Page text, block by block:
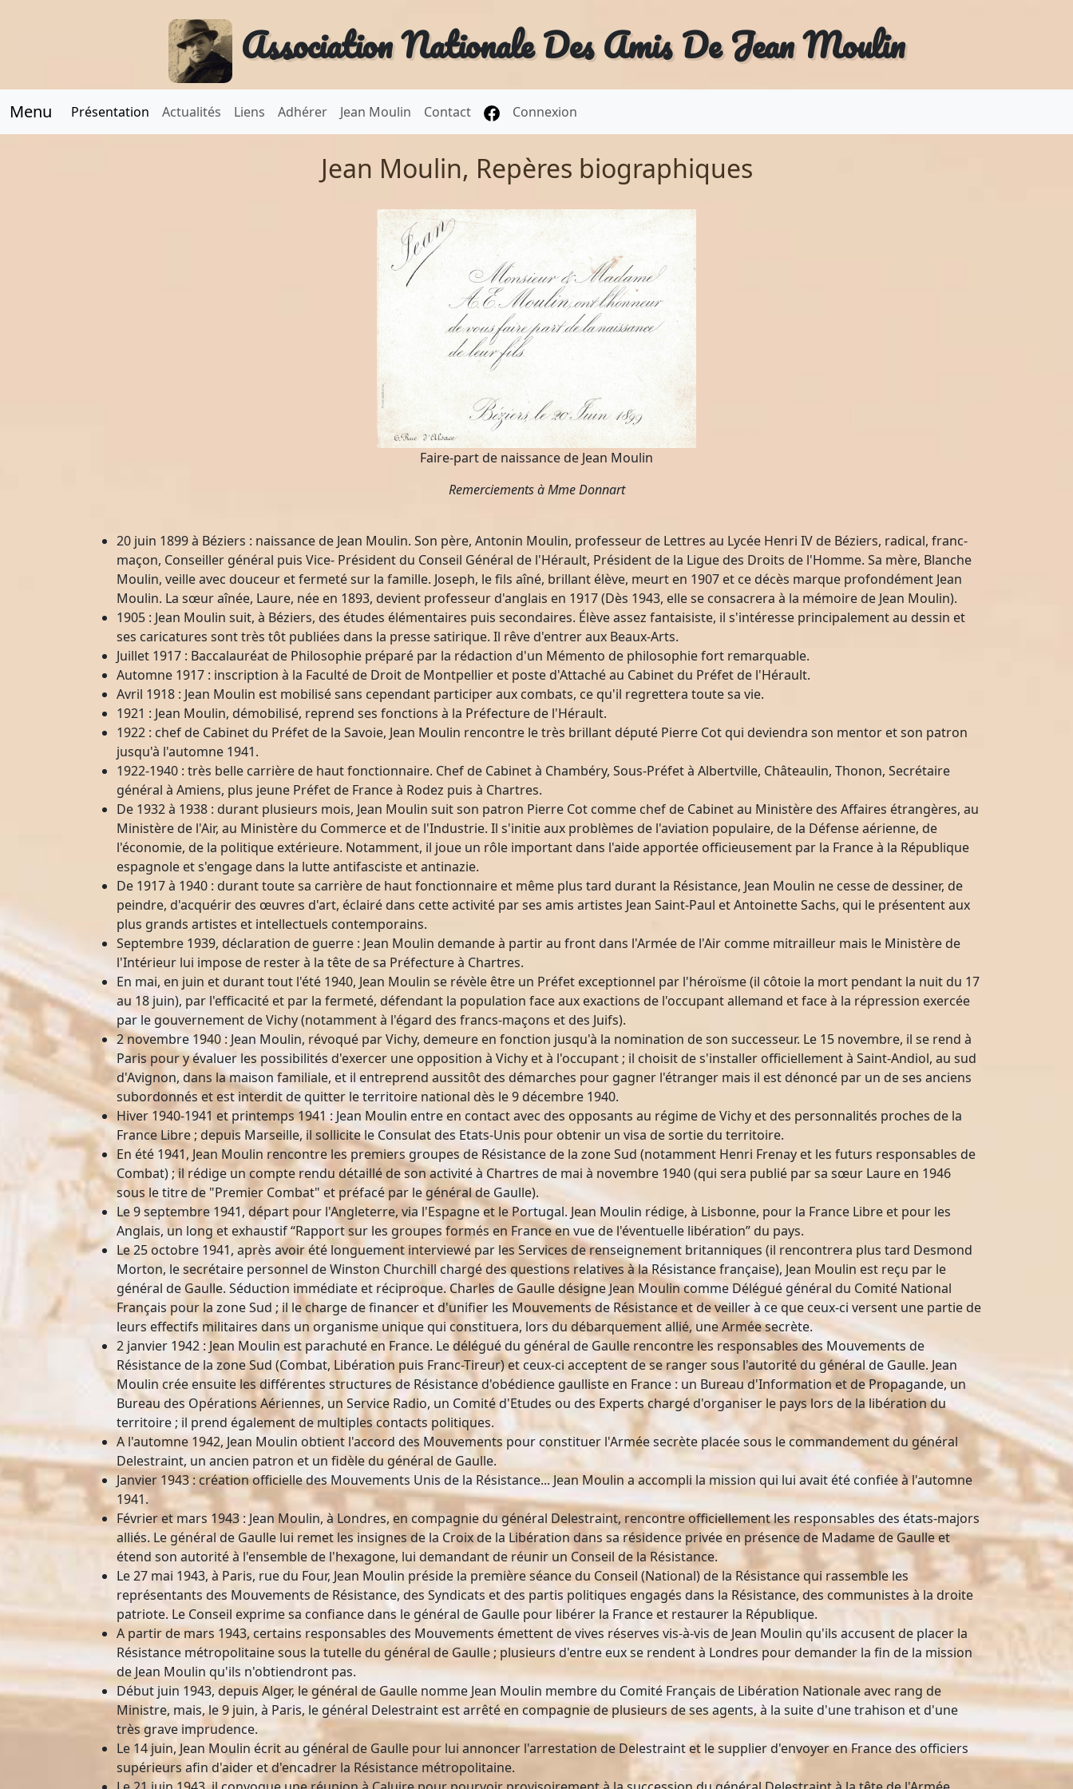
Association Nationale Des Amis De Jean Moulin
Menu Présentation Actualités Liens Adhérer Jean Moulin Contact Connexion
Jean Moulin, Repères biographiques
Faire-part de naissance de Jean Moulin
Remerciements à Mme Donnart
20 juin 1899 à Béziers : naissance de Jean Moulin. Son père, Antonin Moulin, professeur de Lettres au Lycée Henri IV de Béziers, radical, franc-
maçon, Conseiller général puis Vice- Président du Conseil Général de l'Hérault, Président de la Ligue des Droits de l'Homme. Sa mère, Blanche
Moulin, veille avec douceur et fermeté sur la famille. Joseph, le fils aîné, brillant élève, meurt en 1907 et ce décès marque profondément Jean
Moulin. La sœur aînée, Laure, née en 1893, devient professeur d'anglais en 1917 (Dès 1943, elle se consacrera à la mémoire de Jean Moulin).
1905 : Jean Moulin suit, à Béziers, des études élémentaires puis secondaires. Élève assez fantaisiste, il s'intéresse principalement au dessin et
ses caricatures sont très tôt publiées dans la presse satirique. Il rêve d'entrer aux Beaux-Arts.
Juillet 1917 : Baccalauréat de Philosophie préparé par la rédaction d'un Mémento de philosophie fort remarquable.
Automne 1917 : inscription à la Faculté de Droit de Montpellier et poste d'Attaché au Cabinet du Préfet de l'Hérault.
Avril 1918 : Jean Moulin est mobilisé sans cependant participer aux combats, ce qu'il regrettera toute sa vie.
1921 : Jean Moulin, démobilisé, reprend ses fonctions à la Préfecture de l'Hérault.
1922 : chef de Cabinet du Préfet de la Savoie, Jean Moulin rencontre le très brillant député Pierre Cot qui deviendra son mentor et son patron
jusqu'à l'automne 1941.
1922-1940 : très belle carrière de haut fonctionnaire. Chef de Cabinet à Chambéry, Sous-Préfet à Albertville, Châteaulin, Thonon, Secrétaire
général à Amiens, plus jeune Préfet de France à Rodez puis à Chartres.
De 1932 à 1938 : durant plusieurs mois, Jean Moulin suit son patron Pierre Cot comme chef de Cabinet au Ministère des Affaires étrangères, au
Ministère de l'Air, au Ministère du Commerce et de l'Industrie. Il s'initie aux problèmes de l'aviation populaire, de la Défense aérienne, de
l'économie, de la politique extérieure. Notamment, il joue un rôle important dans l'aide apportée officieusement par la France à la République
espagnole et s'engage dans la lutte antifasciste et antinazie.
De 1917 à 1940 : durant toute sa carrière de haut fonctionnaire et même plus tard durant la Résistance, Jean Moulin ne cesse de dessiner, de
peindre, d'acquérir des œuvres d'art, éclairé dans cette activité par ses amis artistes Jean Saint-Paul et Antoinette Sachs, qui le présentent aux
plus grands artistes et intellectuels contemporains.
Septembre 1939, déclaration de guerre : Jean Moulin demande à partir au front dans l'Armée de l'Air comme mitrailleur mais le Ministère de
l'Intérieur lui impose de rester à la tête de sa Préfecture à Chartres.
En mai, en juin et durant tout l'été 1940, Jean Moulin se révèle être un Préfet exceptionnel par l'héroïsme (il côtoie la mort pendant la nuit du 17
au 18 juin), par l'efficacité et par la fermeté, défendant la population face aux exactions de l'occupant allemand et face à la répression exercée
par le gouvernement de Vichy (notamment à l'égard des francs-maçons et des Juifs).
2 novembre 1940 : Jean Moulin, révoqué par Vichy, demeure en fonction jusqu'à la nomination de son successeur. Le 15 novembre, il se rend à
Paris pour y évaluer les possibilités d'exercer une opposition à Vichy et à l'occupant ; il choisit de s'installer officiellement à Saint-Andiol, au sud
d'Avignon, dans la maison familiale, et il entreprend aussitôt des démarches pour gagner l'étranger mais il est dénoncé par un de ses anciens
subordonnés et est interdit de quitter le territoire national dès le 9 décembre 1940.
Hiver 1940-1941 et printemps 1941 : Jean Moulin entre en contact avec des opposants au régime de Vichy et des personnalités proches de la
France Libre ; depuis Marseille, il sollicite le Consulat des Etats-Unis pour obtenir un visa de sortie du territoire.
En été 1941, Jean Moulin rencontre les premiers groupes de Résistance de la zone Sud (notamment Henri Frenay et les futurs responsables de
Combat) ; il rédige un compte rendu détaillé de son activité à Chartres de mai à novembre 1940 (qui sera publié par sa sœur Laure en 1946
sous le titre de "Premier Combat" et préfacé par le général de Gaulle).
Le 9 septembre 1941, départ pour l'Angleterre, via l'Espagne et le Portugal. Jean Moulin rédige, à Lisbonne, pour la France Libre et pour les
Anglais, un long et exhaustif “Rapport sur les groupes formés en France en vue de l'éventuelle libération” du pays.
Le 25 octobre 1941, après avoir été longuement interviewé par les Services de renseignement britanniques (il rencontrera plus tard Desmond
Morton, le secrétaire personnel de Winston Churchill chargé des questions relatives à la Résistance française), Jean Moulin est reçu par le
général de Gaulle. Séduction immédiate et réciproque. Charles de Gaulle désigne Jean Moulin comme Délégué général du Comité National
Français pour la zone Sud ; il le charge de financer et d'unifier les Mouvements de Résistance et de veiller à ce que ceux-ci versent une partie de
leurs effectifs militaires dans un organisme unique qui constituera, lors du débarquement allié, une Armée secrète.
2 janvier 1942 : Jean Moulin est parachuté en France. Le délégué du général de Gaulle rencontre les responsables des Mouvements de
Résistance de la zone Sud (Combat, Libération puis Franc-Tireur) et ceux-ci acceptent de se ranger sous l'autorité du général de Gaulle. Jean
Moulin crée ensuite les différentes structures de Résistance d'obédience gaulliste en France : un Bureau d'Information et de Propagande, un
Bureau des Opérations Aériennes, un Service Radio, un Comité d'Etudes ou des Experts chargé d'organiser le pays lors de la libération du
territoire ; il prend également de multiples contacts politiques.
A l'automne 1942, Jean Moulin obtient l'accord des Mouvements pour constituer l'Armée secrète placée sous le commandement du général
Delestraint, un ancien patron et un fidèle du général de Gaulle.
Janvier 1943 : création officielle des Mouvements Unis de la Résistance... Jean Moulin a accompli la mission qui lui avait été confiée à l'automne
1941.
Février et mars 1943 : Jean Moulin, à Londres, en compagnie du général Delestraint, rencontre officiellement les responsables des états-majors
alliés. Le général de Gaulle lui remet les insignes de la Croix de la Libération dans sa résidence privée en présence de Madame de Gaulle et
étend son autorité à l'ensemble de l'hexagone, lui demandant de réunir un Conseil de la Résistance.
Le 27 mai 1943, à Paris, rue du Four, Jean Moulin préside la première séance du Conseil (National) de la Résistance qui rassemble les
représentants des Mouvements de Résistance, des Syndicats et des partis politiques engagés dans la Résistance, des communistes à la droite
patriote. Le Conseil exprime sa confiance dans le général de Gaulle pour libérer la France et restaurer la République.
A partir de mars 1943, certains responsables des Mouvements émettent de vives réserves vis-à-vis de Jean Moulin qu'ils accusent de placer la
Résistance métropolitaine sous la tutelle du général de Gaulle ; plusieurs d'entre eux se rendent à Londres pour demander la fin de la mission
de Jean Moulin qu'ils n'obtiendront pas.
Début juin 1943, depuis Alger, le général de Gaulle nomme Jean Moulin membre du Comité Français de Libération Nationale avec rang de
Ministre, mais, le 9 juin, à Paris, le général Delestraint est arrêté en compagnie de plusieurs de ses agents, à la suite d'une trahison et d'une
très grave imprudence.
Le 14 juin, Jean Moulin écrit au général de Gaulle pour lui annoncer l'arrestation de Delestraint et le supplier d'envoyer en France des officiers
supérieurs afin d'aider et d'encadrer la Résistance métropolitaine.